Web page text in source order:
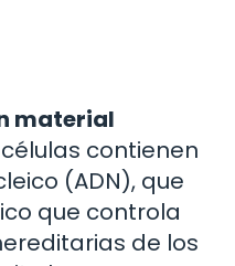
material
contienen
(ADN), que
que controla
de los